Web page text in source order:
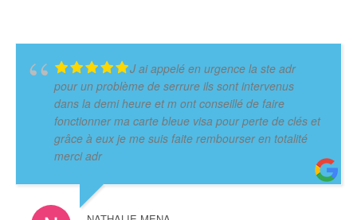
J ai appelé en urgence la ste adr
pour un problème de serrure ils sont intervenus
dans la demi heure et m ont conseillé de faire
fonctionner ma carte bleue visa pour perte de clés et
grâce à eux je me suis faite rembourser en totalité
merci adr